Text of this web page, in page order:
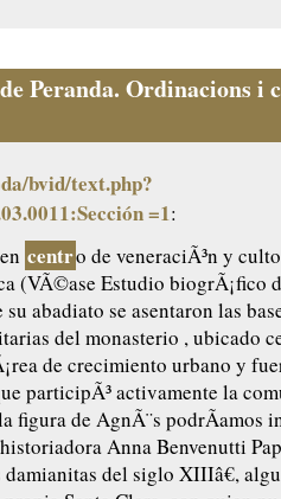
Peranda. Ordinacions i
bvid/text.php?
=1:
centro de veneraciÃ³n y
(VÃ©ase Estudio biogrÃ¡fico
abadiato se asentaron las
del monasterio , ubicado
de crecimiento urbano y
participÃ³ activamente la
figura de AgnÃ¨s podrÃ­amos
Anna Benvenutti
damianitas del siglo XIIIâ€,